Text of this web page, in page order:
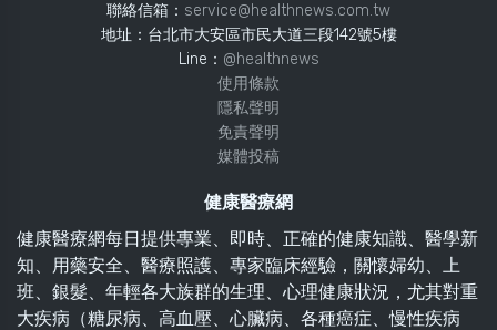
聯絡信箱： service@healthnews.com.tw
地址：台北市大安區市民大道三段142號5樓
Line： @healthnews
使用條款
隱私聲明
免責聲明
媒體投稿
健康醫療網
健康醫療網每日提供專業、即時、正確的健康知識、醫學新
知、用藥安全、醫療照護、專家臨床經驗，關懷婦幼、上
班、銀髮、年輕各大族群的生理、心理健康狀況，尤其對重
大疾病（糖尿病、高血壓、心臟病、各種癌症、慢性疾病